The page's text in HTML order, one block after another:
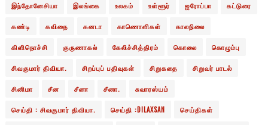
இந்தோனேசியா இலங்கை உலகம் உள்ளூர் ஐரோப்பா கட்டுரை
கண்டி கவிதை கனடா காணொளிகள் காலநிலை
கிளிநொச்சி குருணாகல் கேலிச்சித்திரம் கொலை கொழும்பு
சிவகுமார் திவியா. சிறப்புப் பதிவுகள் சிறுகதை சிறுவர் பாடல்
சினிமா சீன சீனா சீனா. சுவாரஸ்யம்
செய்தி : சிவகுமார் திவியா. செய்தி :DILAXSAN செய்திகள்